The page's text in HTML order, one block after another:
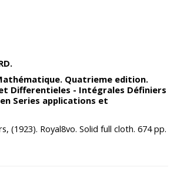
Quatrieme edition.
Differentieles - Intégrales Définiers
Series applications et
(1923). Royal8vo. Solid full cloth. 674 pp.